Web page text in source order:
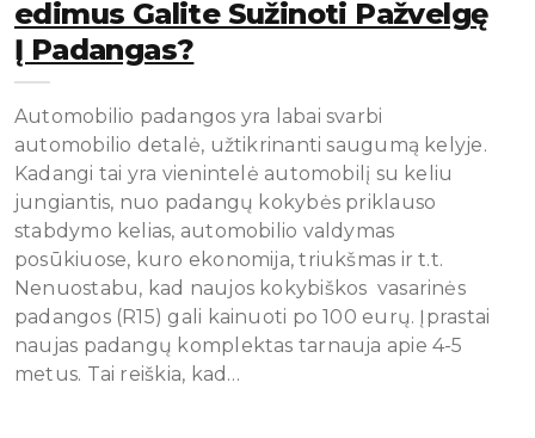
Edimus Galite Sužinoti Pažvelgę
Į Padangas?
Automobilio padangos yra labai svarbi
automobilio detalė, užtikrinanti saugumą kelyje.
Kadangi tai yra vienintelė automobilį su keliu
jungiantis, nuo padangų kokybės priklauso
stabdymo kelias, automobilio valdymas
posūkiuose, kuro ekonomija, triukšmas ir t.t.
Nenuostabu, kad naujos kokybiškos vasarinės
padangos (R15) gali kainuoti po 100 eurų. Įprastai
naujas padangų komplektas tarnauja apie 4-5
metus. Tai reiškia, kad…